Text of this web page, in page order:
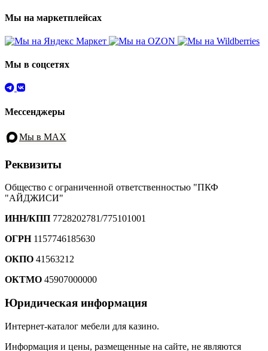
Мы на маркетплейсах
Мы в соцсетях
Мессенджеры
Мы в MAX
Реквизиты
Общество с ограниченной ответственностью "ПКФ
"АЙДЖИСИ"
ИНН/КПП 7728202781/775101001
ОГРН1157746185630
ОКПО 41563212
ОКТМО 45907000000
Юридическая информация
Интернет-каталог мебели для казино.
Информация и цены, размещенные на сайте, не являются